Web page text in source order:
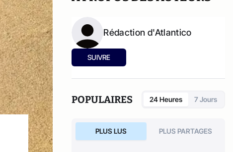
Rédaction d'Atlantico
SUIVRE
POPULAIRES 24 Heures 7 Jours
PLUS LUS PLUS PARTAGES